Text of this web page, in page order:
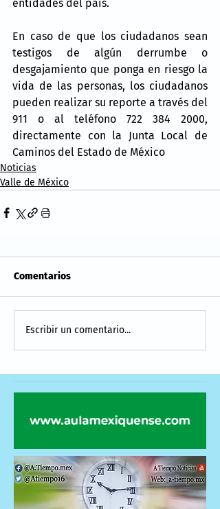
entidades del país.
En caso de que los ciudadanos sean
testigos de algún derrumbe o
desgajamiento que ponga en riesgo la
vida de las personas, los ciudadanos
pueden realizar su reporte a través del
911 o al teléfono 722 384 2000,
directamente con la Junta Local de
Caminos del Estado de México
Noticias
Valle de México
Comentarios
Escribir un comentario...